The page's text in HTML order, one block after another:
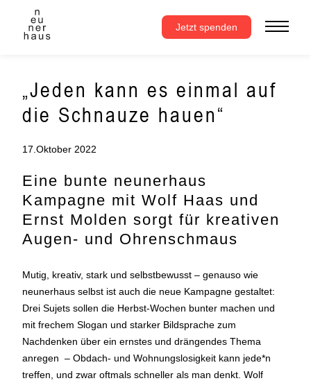
springen
Jetzt spenden
„Jeden kann es einmal auf
die Schnauze hauen“
17.Oktober 2022
Eine bunte neunerhaus
Kampagne mit Wolf Haas und
Ernst Molden sorgt für kreativen
Augen- und Ohrenschmaus
Mutig, kreativ, stark und selbstbewusst – genauso wie
neunerhaus selbst ist auch die neue Kampagne gestaltet:
Drei Sujets sollen die Herbst-Wochen bunter machen und
mit frechem Slogan und starker Bildsprache zum
Nachdenken über ein ernstes und drängendes Thema
anregen – Obdach- und Wohnungslosigkeit kann jede*n
treffen, und zwar oftmals schneller als man denkt. Wolf